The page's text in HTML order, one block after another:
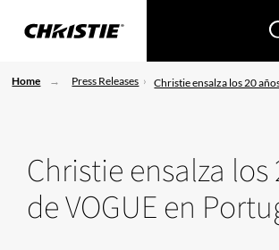
Home Press Releases Christie ensalza los 20
Christie ensalza los
de VOGUE en